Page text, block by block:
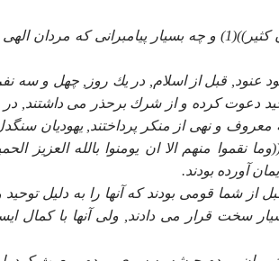
در قرآن آمده: ((وكاين من نبى قاتل معه ربيون كثير))(1) و چه
شده: يهود عنود, قبل از اسلام, در يك روز, چهل و
آورده بودند.
شما قومى بودند كه آنها را به دليل
سخت قرار مى دادند, ولى آنها با كمال